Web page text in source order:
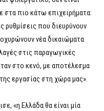
στα πιο κάτω επιχειρήματα:
ρυθμίσεις που διευρύνουν
νέα δικαιώματα
στις παραγωγικές
στο κενό, με αποτέλεσμα
εργασίας στη χώρα μας».
«η Ελλάδα θα είναι μία